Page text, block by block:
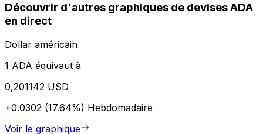
Découvrir d'autres graphiques de devises ADA
en direct
Dollar américain
1 ADA équivaut à
0,201142 USD
+0.0302 (17.64%) Hebdomadaire
Voir le graphique